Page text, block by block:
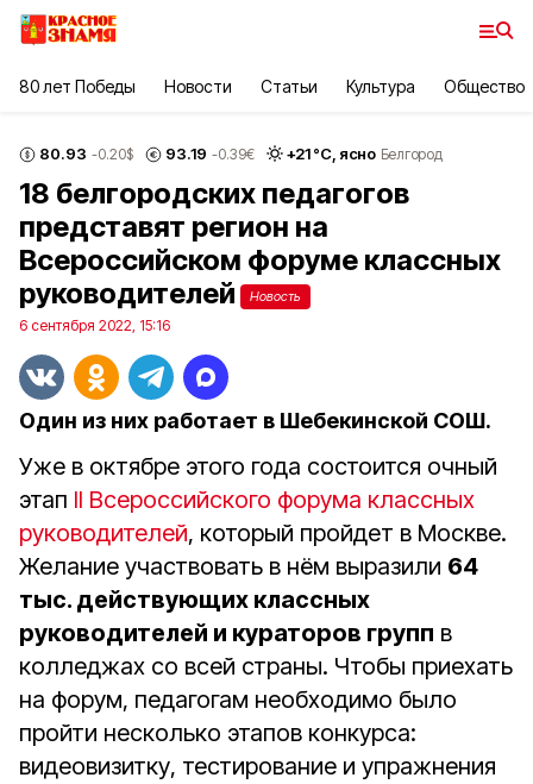
80 лет Победы Новости Статьи Культура Общество
80.93 -0.20$ 93.19 -0.39€ +21°С, ясно Белгород
18 белгородских педагогов
представят регион на
Всероссийском форуме классных
руководителей
Новость
6 сентября 2022, 15:16
Один из них работает в Шебекинской СОШ.
Уже в октябре этого года состоится очный
этап II Всероссийского форума классных
руководителей, который пройдет в Москве.
Желание участвовать в нём выразили 64
тыс. действующих классных
руководителей и кураторов групп в
колледжах со всей страны. Чтобы приехать
на форум, педагогам необходимо было
пройти несколько этапов конкурса:
видеовизитку, тестирование и упражнения